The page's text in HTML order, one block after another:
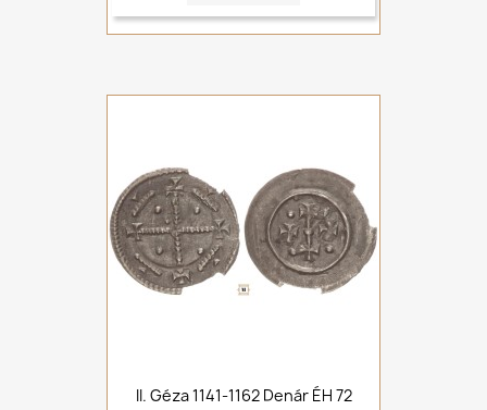
II. Géza 1141-1162 Denár ÉH 72